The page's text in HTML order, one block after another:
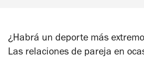
¿Habrá un deporte más
Las relaciones de pareja en